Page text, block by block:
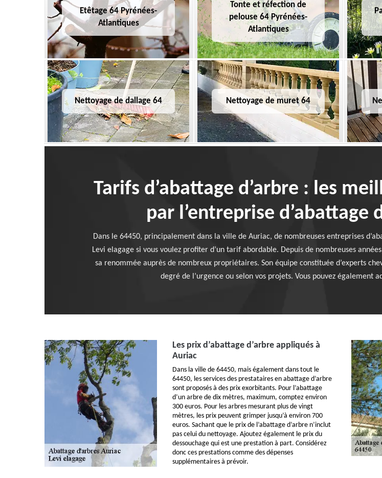
Etêtage 64 Pyrénées-
Atlantiques
Tonte et réfection de
pelouse 64 Pyrénées-
Atlantiques
Nettoyage de dallage 64 Nettoyage de muret 64
Tarifs d’abattage d’arbre : les
par l’entreprise d’abattage
Dans le 64450, principalement dans la ville de Auriac, de nombreuses entreprises
Levi elagage si vous voulez profiter d’un tarif abordable. Depuis de nombreuses
sa renommée auprès de nombreux propriétaires. Son équipe constituée d’experts
degré de l’urgence ou selon vos projets. Vous pouvez également
Les prix d’abattage d’arbre appliqués à
Auriac
Dans la ville de 64450, mais également dans tout le
64450, les services des prestataires en abattage d’arbre
sont proposés à des prix exorbitants. Pour l’abattage
d’un arbre de dix mètres, maximum, comptez environ
300 euros. Pour les arbres mesurant plus de vingt
mètres, les prix peuvent grimper jusqu’à environ 700
euros. Sachant que le prix de l’abattage d’arbre n’inclut
pas celui du nettoyage. Ajoutez également le prix du
dessouchage qui est une prestation à part. Considérez
donc ces prestations comme des dépenses
supplémentaires à prévoir.